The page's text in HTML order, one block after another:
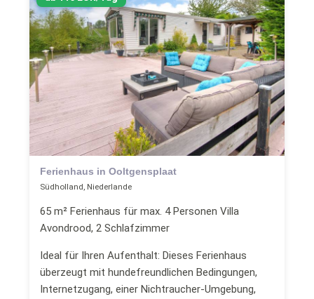
Ferienhaus in Ooltgensplaat
Südholland, Niederlande
65 m² Ferienhaus für max. 4 Personen Villa
Avondrood, 2 Schlafzimmer
Ideal für Ihren Aufenthalt: Dieses Ferienhaus
überzeugt mit hundefreundlichen Bedingungen,
Internetzugang, einer Nichtraucher-Umgebung,